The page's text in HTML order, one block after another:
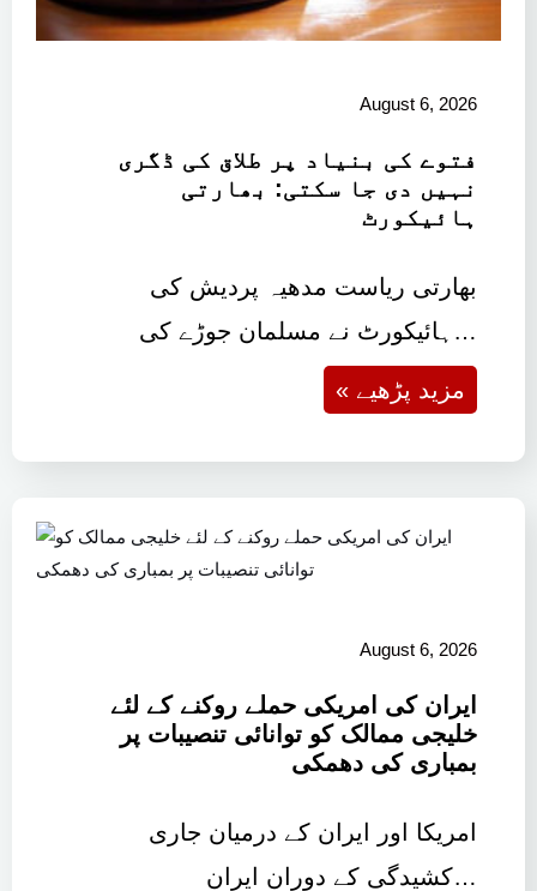
August 6, 2026
فتوے کی بنیاد پر طلاق کی ڈگری
نہیں دی جا سکتی: بھارتی
ہائیکورٹ
بھارتی ریاست مدھیہ پردیش کی
ہائیکورٹ نے مسلمان جوڑے کی…
« مزید پڑھیے
August 6, 2026
ایران کی امریکی حملے روکنے کے لئے
خلیجی ممالک کو توانائی تنصیبات پر
بمباری کی دھمکی
امریکا اور ایران کے درمیان جاری
کشیدگی کے دوران ایران…